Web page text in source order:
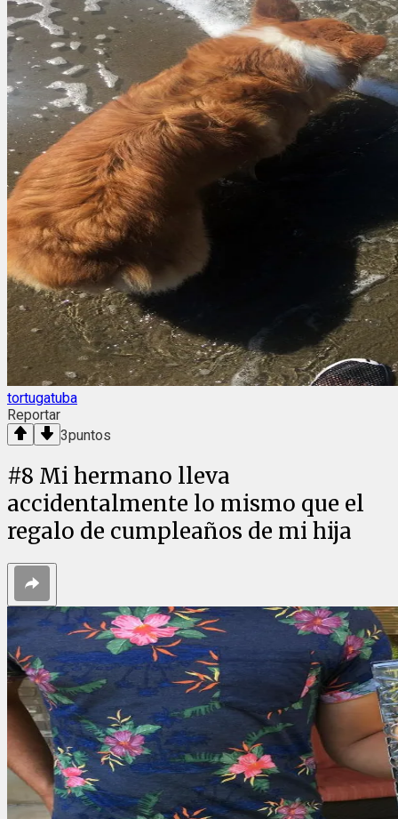
tortugatuba
Reportar
3puntos
#8 Mi hermano lleva
accidentalmente lo mismo que el
regalo de cumpleaños de mi hija